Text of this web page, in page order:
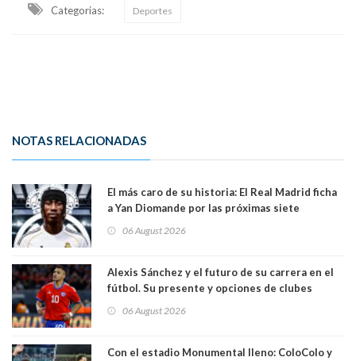
Categorias: Deportes
NOTAS RELACIONADAS
El más caro de su historia: El Real Madrid ficha
a Yan Diomande por las próximas siete
temporadas. 125 millones de dólares
06 August 2026
Alexis Sánchez y el futuro de su carrera en el
fútbol. Su presente y opciones de clubes
06 August 2026
Con el estadio Monumental lleno: ColoColo y